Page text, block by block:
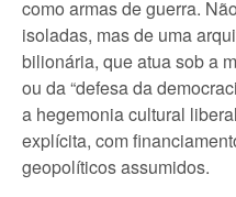
como armas de guerra.
isoladas, mas de uma
bilionária, que atua sob a
ou da “defesa da
a hegemonia cultural
explícita, com
geopolíticos assumidos.